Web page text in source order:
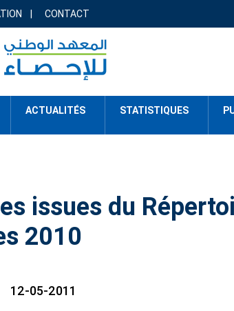
CONTACT
ACTUALITÉS STATISTIQUES
issues du
2010
12-05-2011